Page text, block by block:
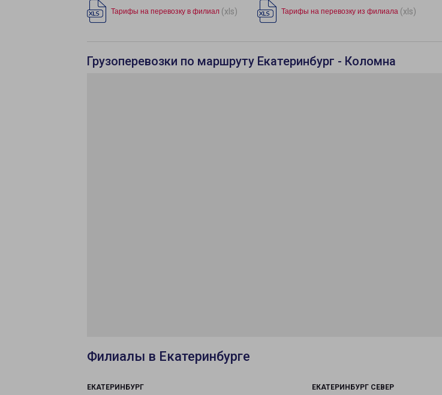
Тарифы на перевозку в филиал (xls) Тарифы на перевозку из филиала (xls)
Грузоперевозки по маршруту Екатеринбург - Коломна
Филиалы в Екатеринбурге
ЕКАТЕРИНБУРГ
ЕКАТЕРИНБУРГ СЕВЕР